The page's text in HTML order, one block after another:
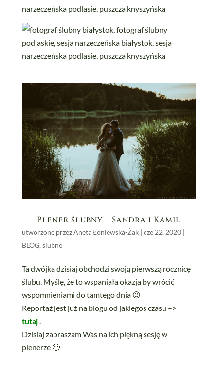
Plener ślubny – Sandra i Kamil
utworzone przezAneta Łoniewska-Żak| cze 22, 2020|
BLOG, ślubne
Ta dwójka dzisiaj obchodzi swoją pierwszą rocznicę
ślubu. Myślę, że to wspaniała okazja by wrócić
wspomnieniami do tamtego dnia 😉
Reportaż jest już na blogu od jakiegoś czasu –>
tutaj
Dzisiaj zapraszam Was na ich piękną sesję w
plenerze 🙂